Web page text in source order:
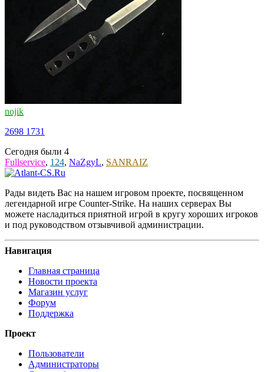
nojik
2698 1731
Сегодня были 4
Fullservice, 124, NaZgyL, SANRAIZ
Рады видеть Вас на нашем игровом проекте, посвященном
легендарной игре Counter-Strike. На наших серверах Вы
можете насладиться приятной игрой в кругу хороших игроков
и под руководством отзывчивой администрации.
Навигация
Главная страница
Новости проекта
Магазин услуг
Форум
Поддержка
Проект
Пользователи
Администраторы